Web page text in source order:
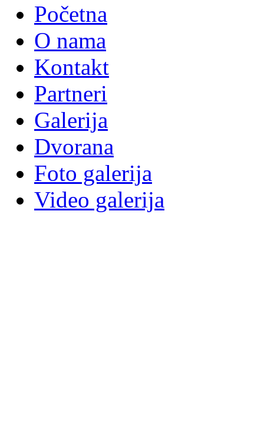
Početna
O nama
Kontakt
Partneri
Galerija
Dvorana
Foto galerija
Video galerija